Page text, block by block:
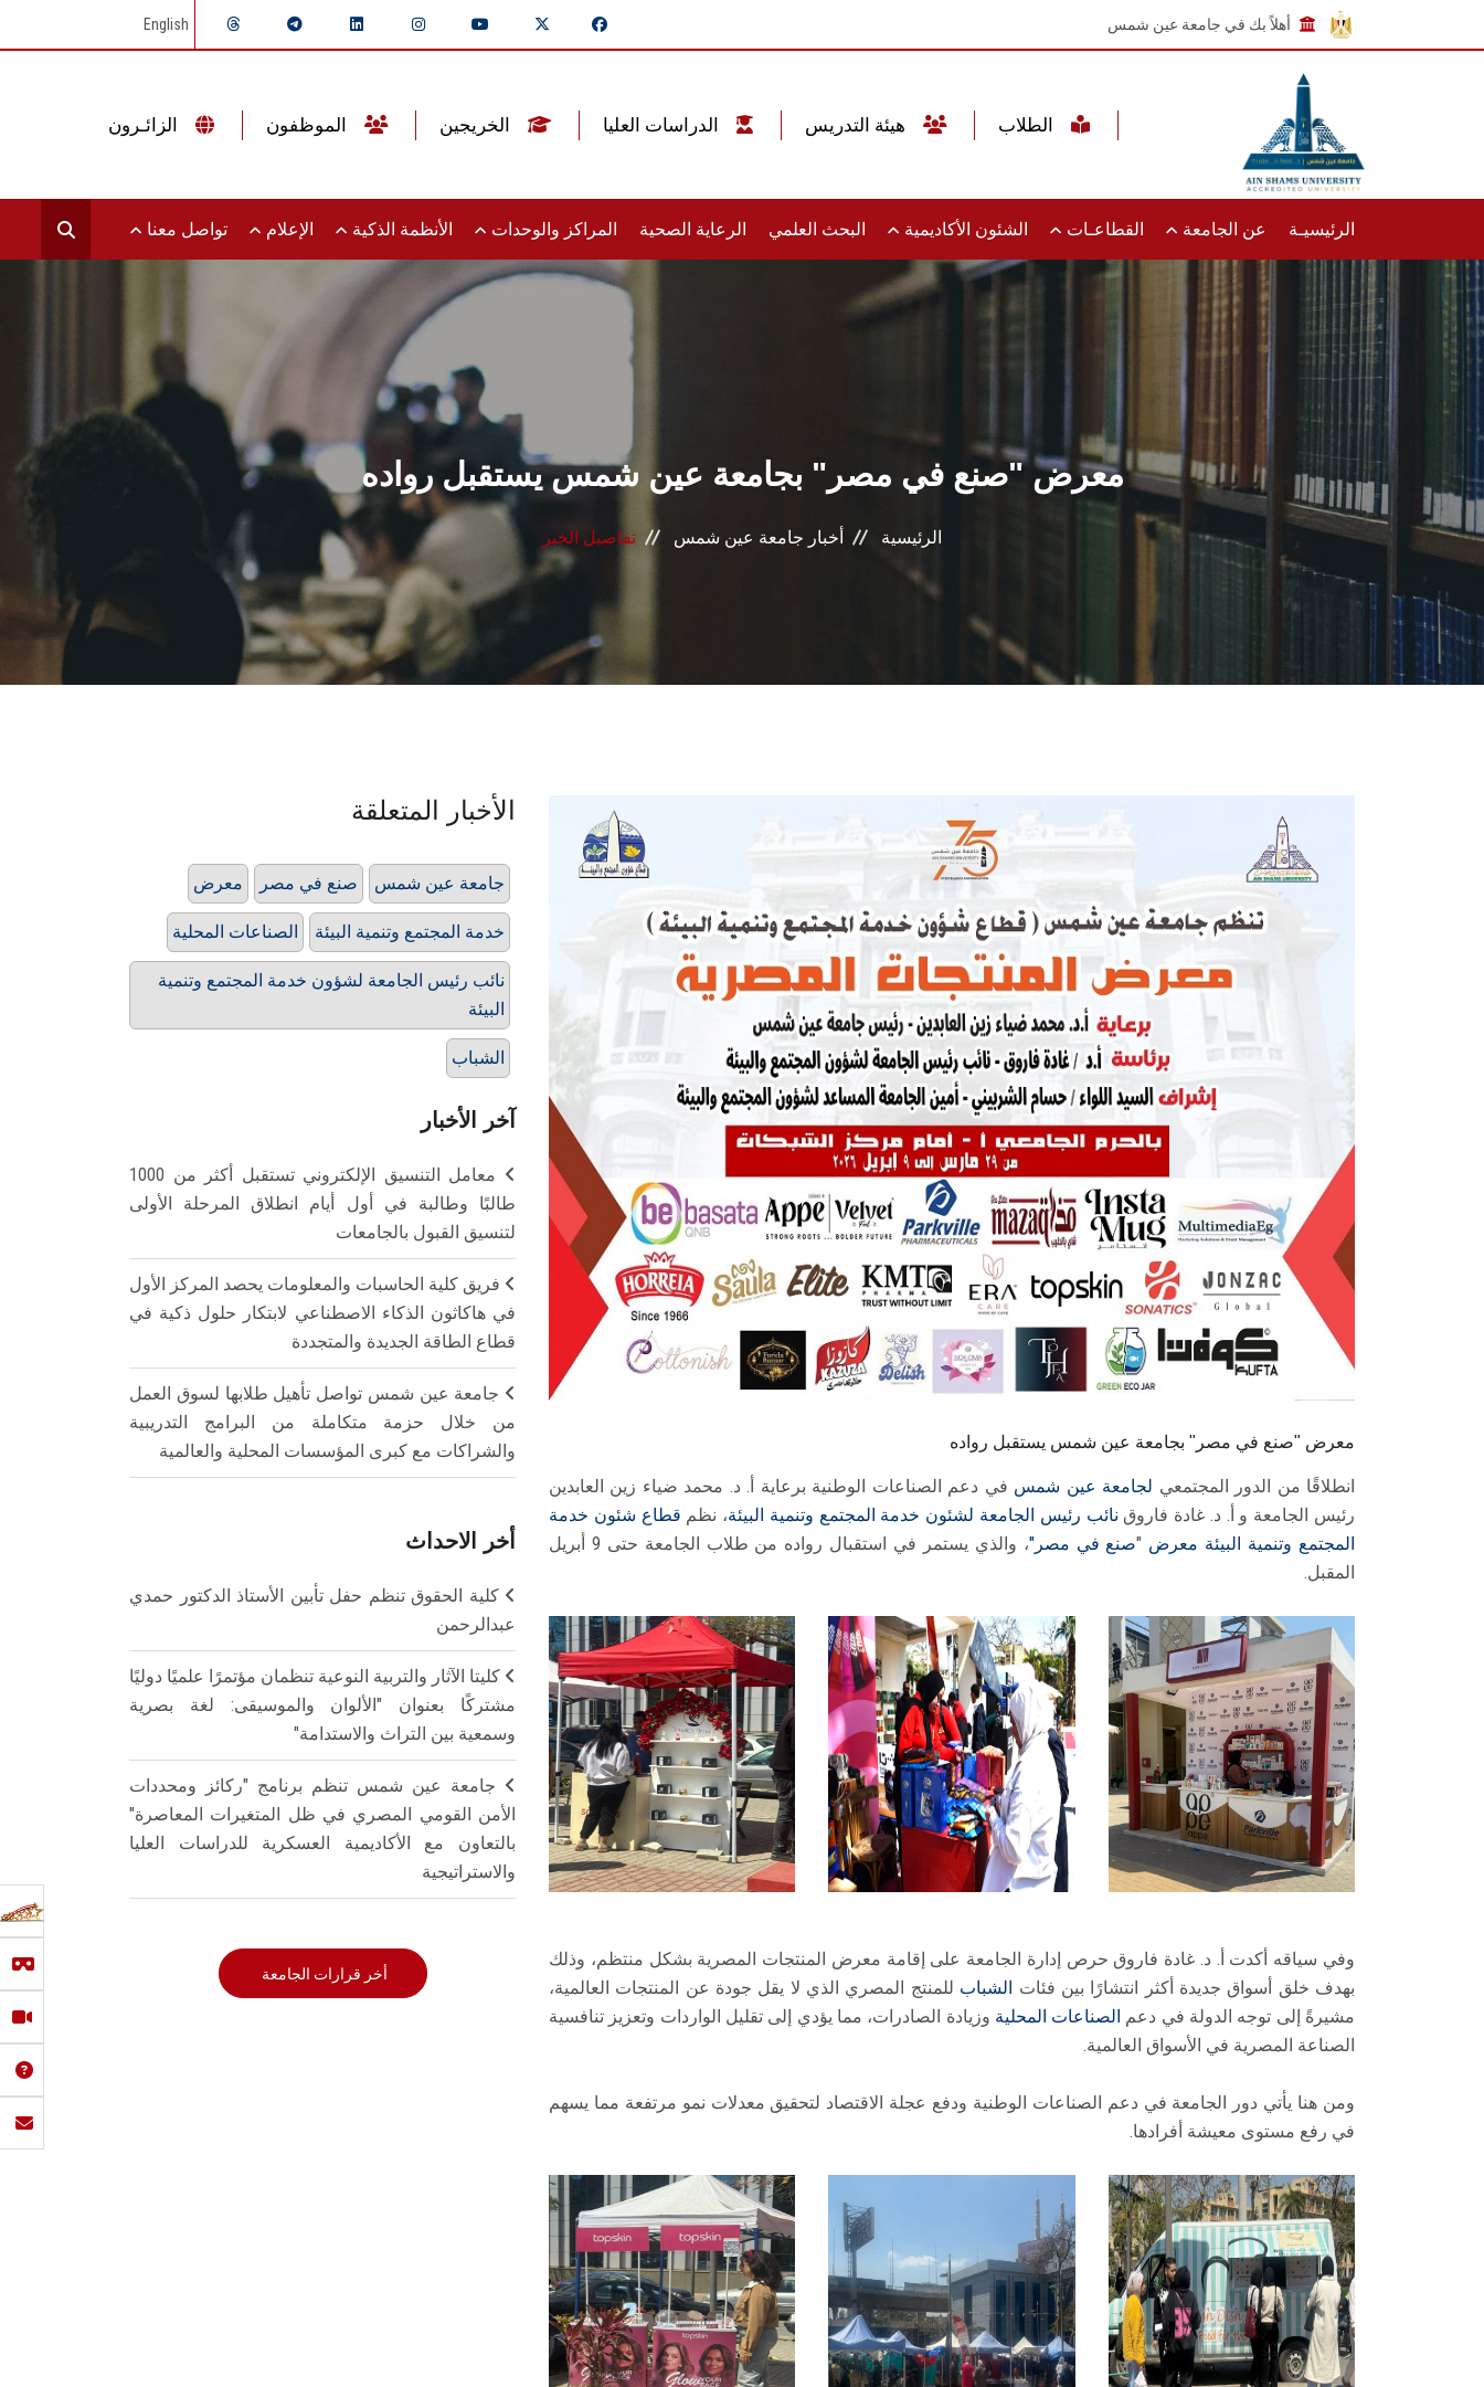
أهلاً بك في جامعة عين شمس English
الرئيسيـة عن الجامعة القطاعـات الشئون الأكاديمية البحث العلمي الرعاية الصحية المراكز والوحدات الأنظمة الذكية الإعلام تواصل معنا
معرض "صنع في مصر" بجامعة عين شمس يستقبل رواده
الرئيسية أخبار جامعة عين شمس تفاصيل الخبر
معرض "صنع في مصر" بجامعة عين شمس يستقبل رواده
انطلاقًا من الدور المجتمعي لجامعة عين شمس في دعم الصناعات الوطنية برعاية أ. د. محمد ضياء زين العابدين
رئيس الجامعة و أ. د. غادة فاروق نائب رئيس الجامعة لشئون خدمة المجتمع وتنمية البيئة، نظم قطاع شئون خدمة
المجتمع وتنمية البيئة معرض "صنع في مصر"
، والذي يستمر في استقبال رواده من طلاب الجامعة حتى 9 أبريل
المقبل.
وفي سياقه أكدت أ. د. غادة فاروق حرص إدارة الجامعة على إقامة معرض المنتجات المصرية بشكل منتظم، وذلك
بهدف خلق أسواق جديدة أكثر انتشارًا بين فئات الشباب للمنتج المصري الذي لا يقل جودة عن المنتجات العالمية،
مشيرةً إلى توجه الدولة في دعم الصناعات المحلية وزيادة الصادرات، مما يؤدي إلى تقليل الواردات وتعزيز تنافسية
الصناعة المصرية في الأسواق العالمية.
ومن هنا يأتي دور الجامعة في دعم الصناعات الوطنية ودفع عجلة الاقتصاد لتحقيق معدلات نمو مرتفعة مما يسهم
في رفع مستوى معيشة أفرادها.
الأخبار المتعلقة
معرض صنع في مصر جامعة عين شمس
الصناعات المحلية خدمة المجتمع وتنمية البيئة
نائب رئيس الجامعة لشؤون خدمة المجتمع وتنمية
البيئة
الشباب
آخر الأخبار
معامل التنسيق الإلكتروني تستقبل أكثر من 1000
طالبًا وطالبة في أول أيام انطلاق المرحلة الأولى
لتنسيق القبول بالجامعات
فريق كلية الحاسبات والمعلومات يحصد المركز الأول
في هاكاثون الذكاء الاصطناعي لابتكار حلول ذكية في
قطاع الطاقة الجديدة والمتجددة
جامعة عين شمس تواصل تأهيل طلابها لسوق العمل
من خلال حزمة متكاملة من البرامج التدريبية
والشراكات مع كبرى المؤسسات المحلية والعالمية
أخر الاحداث
كلية الحقوق تنظم حفل تأبين الأستاذ الدكتور حمدي
عبدالرحمن
كليتا الآثار والتربية النوعية تنظمان مؤتمرًا علميًا دوليًا
مشتركًا بعنوان "الألوان والموسيقى: لغة بصرية
وسمعية بين التراث والاستدامة"
جامعة عين شمس تنظم برنامج "ركائز ومحددات
الأمن القومي المصري في ظل المتغيرات المعاصرة"
بالتعاون مع الأكاديمية العسكرية للدراسات العليا
والاستراتيجية
أخر قرارات الجامعة